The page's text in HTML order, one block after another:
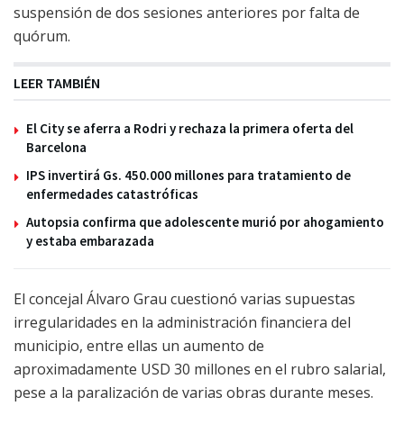
suspensión de dos sesiones anteriores por falta de
quórum.
LEER TAMBIÉN
El City se aferra a Rodri y rechaza la primera oferta del
Barcelona
IPS invertirá Gs. 450.000 millones para tratamiento de
enfermedades catastróficas
Autopsia confirma que adolescente murió por ahogamiento
y estaba embarazada
El concejal Álvaro Grau cuestionó varias supuestas
irregularidades en la administración financiera del
municipio, entre ellas un aumento de
aproximadamente USD 30 millones en el rubro salarial,
pese a la paralización de varias obras durante meses.